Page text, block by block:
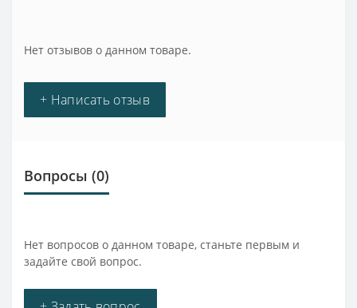
Нет отзывов о данном товаре.
+ Написать отзыв
Вопросы (0)
Нет вопросов о данном товаре, станьте первым и
задайте свой вопрос.